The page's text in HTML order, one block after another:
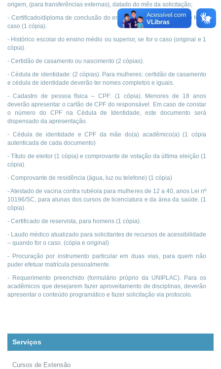
origem, (para transferências externas), datado do mês da solicitação;
- Certificado/diploma de conclusão do ensino médio, ou superior, se for o
caso (1 cópia).
- Histórico escolar do ensino médio ou superior, se for o caso (original e 1
cópia).
- Certidão de casamento ou nascimento (2 cópias).
- Cédula de identidade: (2 cópias). Para mulheres: certidão de casamento
e cédula de identidade deverão ter nomes completos e iguais.
- Cadastro de pessoa física – CPF: (1 cópia). Menores de 18 anos
deverão apresentar o cartão de CPF do responsável. Em caso de constar
o número do CPF na Cédula de Identidade, este documento será
dispensado da apresentação.
- Cédula de identidade e CPF da mãe do(a) acadêmico(a) (1 cópia
autenticada de cada documento)
- Título de eleitor (1 cópia) e comprovante de votação da última eleição (1
cópia).
- Comprovante de residência (água, luz ou telefone) (1 cópia)
- Atestado de vacina contra rubéola para mulheres de 12 a 40, anos Lei nº
10196/SC, para alunas dos cursos de licenciatura e da área da saúde. (1
cópia).
- Certificado de reservista, para homens (1 cópia).
- Laudo médico atualizado para solicitantes de recursos de acessibilidade
– quando for o caso. (cópia e original)
- Procuração por instrumento particular em duas vias, para quem não
puder efetuar matrícula pessoalmente.
- Requerimento preenchido (formulário próprio da UNIPLAC). Para os
acadêmicos que desejarem fazer aproveitamento de disciplinas, deverão
apresentar o conteúdo programático e fazer solicitação via protocolo.
Serviços
Cursos de Extensão